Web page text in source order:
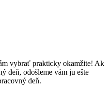
vybrať prakticky okamžite! Ak
deň, odošleme vám ju ešte
deň.